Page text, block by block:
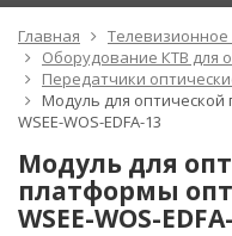
Главная
Оборудование КТВ для
Передатчики
Модуль для оптической
WSEE-WOS-EDFA-13
Модуль для
платформы
WSEE-WOS-